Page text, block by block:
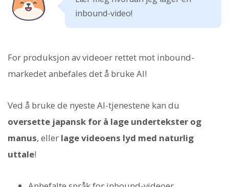
inbound-video!
For produksjon av videoer rettet mot inbound-
markedet anbefales det å bruke AI!
Ved å bruke de nyeste AI-tjenestene kan du
oversette japansk for å lage undertekster og
manus, eller lage videoens lyd med naturlig
uttale!